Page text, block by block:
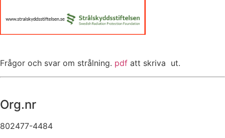
Frågor och svar om strålning. pdf att skriva ut.
Org.nr
802477-4484